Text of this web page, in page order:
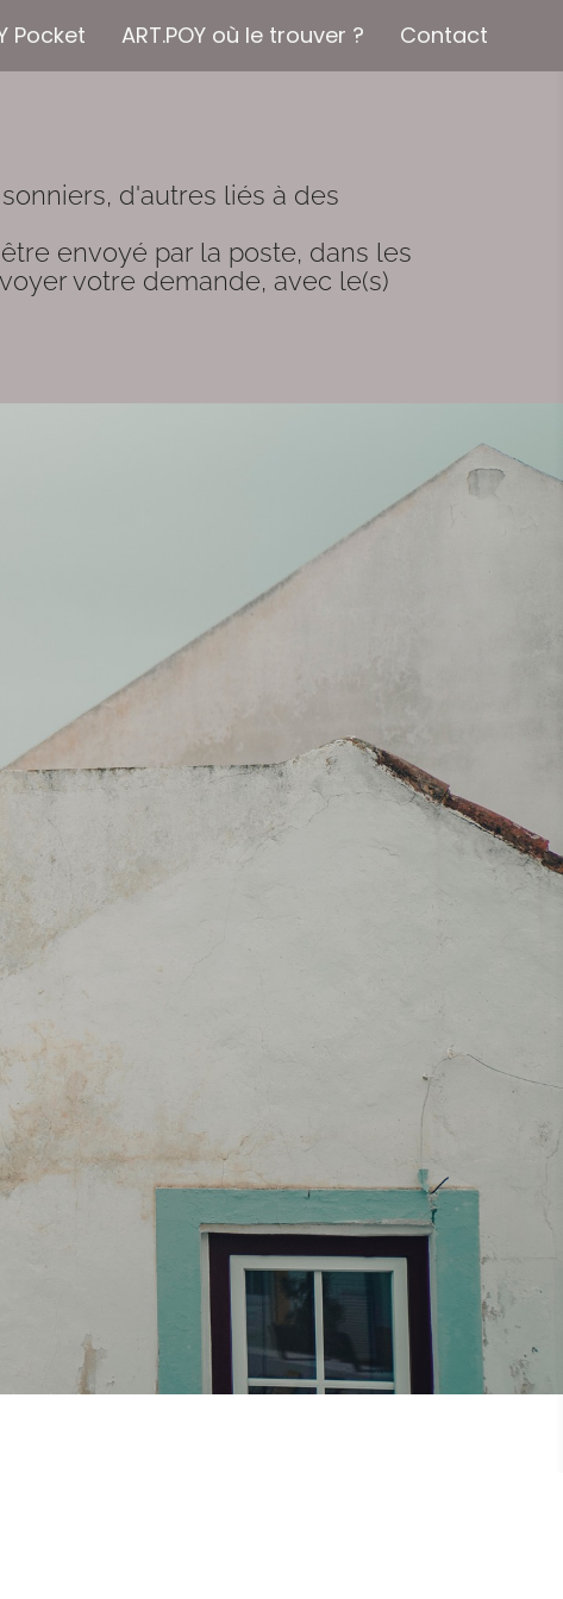
Pocket ART.POY où le trouver ? Contact
d'autres liés à des
envoyé par la poste, dans les
votre demande, avec le(s)